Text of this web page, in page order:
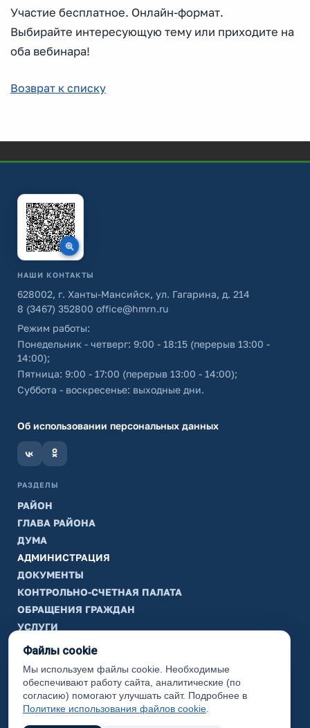
Участие бесплатное. Онлайн-формат.
Выбирайте интересующую тему или приходите на
оба вебинара!
Возврат к списку
НАШИ КОНТАКТЫ
628002, г. Ханты-Мансийск, ул. Гагарина, д. 214
8 (3467) 352800 office@hmrn.ru
Режим работы:
Понедельник - четверг: 9:00 - 18:15 (перерыв 13:00 -
14:00);
Пятница: 9:00 - 17:00 (перерыв 13:00 - 14:00);
Суббота - воскресенье: выходные дни.
Об использовании персональных данных
РАЗДЕЛЫ
РАЙОН
ГЛАВА РАЙОНА
ДУМА
АДМИНИСТРАЦИЯ
ДОКУМЕНТЫ
КОНТРОЛЬНО-СЧЕТНАЯ ПАЛАТА
ОБРАЩЕНИЯ ГРАЖДАН
УСЛУГИ
ТИК
ИНФОРМАЦИЯ
Законодательная карта
Карта сайта
Файлы cookie
Мы используем файлы cookie. Необходимые
обеспечивают работу сайта, аналитические (по
согласию) помогают улучшать сайт. Подробнее в
Политике использования файлов cookie